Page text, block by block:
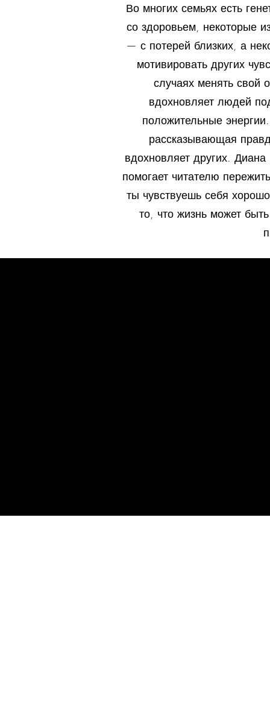
Во многих семьях есть
со здоровьем, некоторые
— с потерей близких, а
мотивировать других
случаях менять свой
вдохновляет людей
положительные
рассказывающая
вдохновляет других.
помогает читателю
ты чувствуешь себя
то, что жизнь может